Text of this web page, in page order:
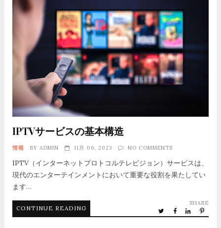
IPTVサービスの基本構造
情報 BY ADMIN 11月 06, 2023 NO COMMENTS
IPTV（インターネットプロトコルテレビジョン）サービスは、
現代のエンターテインメントにおいて重要な役割を果たしてい
ます…
CONTINUE READING
SHARE